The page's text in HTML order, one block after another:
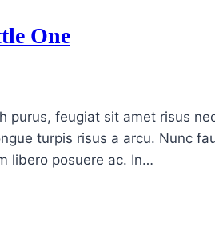
One
feugiat sit amet risus
turpis risus a arcu. Nunc
libero posuere ac. In…